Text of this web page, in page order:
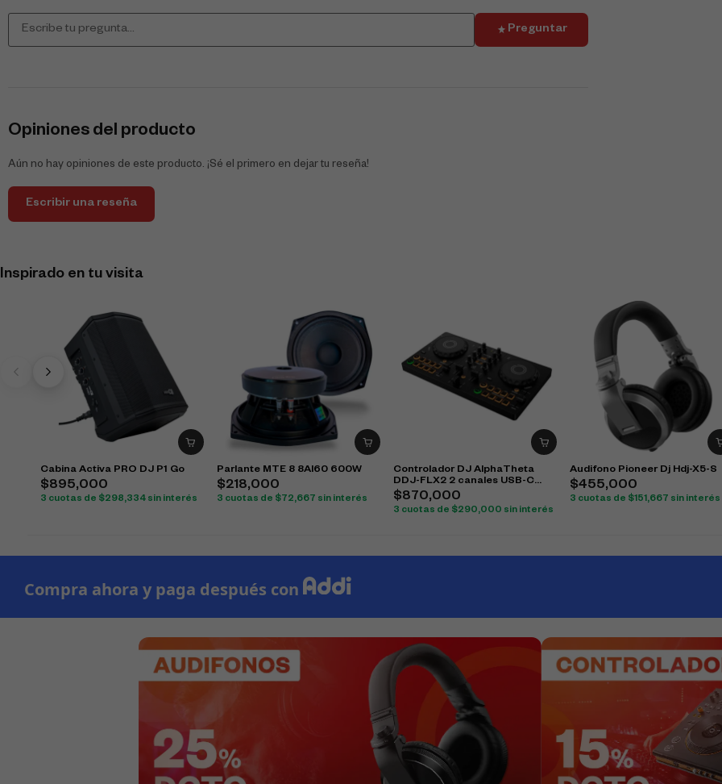
Preguntar
Opiniones del producto
Aún no hay opiniones de este producto. ¡Sé el primero en dejar tu reseña!
Escribir una reseña
Inspirado en tu visita
Cabina Activa PRO DJ P1 Go
$895,000
3 cuotas de $298,334sin interés
Parlante MTE 8 8Al60 600W
$218,000
3 cuotas de $72,667 sin interés
Controlador DJ AlphaTheta
DDJ-FLX2 2 canales USB-C
Bluetooth
$870,000
3 cuotas de $290,000 sin interés
Audifono Pioneer Dj Hdj-X5-S
$455,000
3 cuotas de $151,667 sin interés